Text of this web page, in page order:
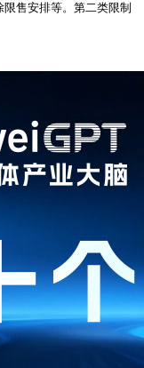
售安排等。第二类限制